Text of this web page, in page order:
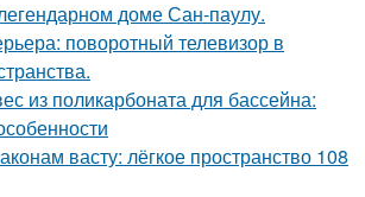
доме Сан-паулу.
поворотный телевизор в
из поликарбоната для бассейна:
васту: лёгкое пространство 108